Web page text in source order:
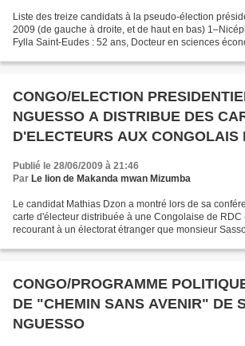
Liste des treize candidats à la pseudo-élection
2009 (de gauche à droite, et de haut en bas)
Fylla Saint-Eudes : 52 ans, Docteur en sciences
CONGO/ELECTION
NGUESSO A DISTRIBUE DES
D'ELECTEURS AUX CONGOLAIS
Publié le 28/06/2009 à 21:46
Par Le lion de Makanda mwan Mizumba
Le candidat Mathias Dzon a montré lors de sa
carte d'électeur distribuée à une Congolaise de RDC
recourant à un électorat étranger que monsieur
CONGO/PROGRAMME
DE "CHEMIN SANS AVENIR" DE
NGUESSO